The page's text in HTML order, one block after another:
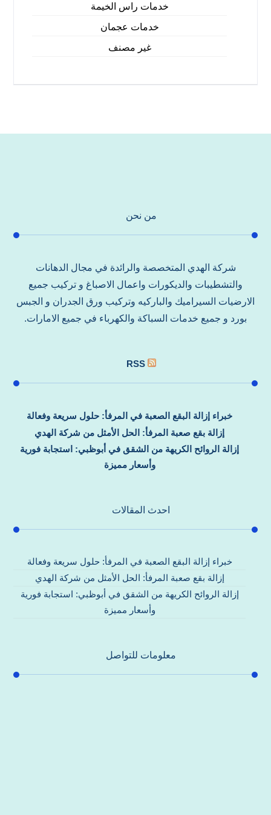
خدمات راس الخيمة
خدمات عجمان
غير مصنف
من نحن
شركة الهدي المتخصصة والرائدة في مجال الدهانات
والتشطيبات والديكورات واعمال الاصباغ و تركيب جميع
الارضيات السيراميك والباركيه وتركيب ورق الجدران و الجبس
بورد و جميع خدمات السباكة والكهرباء في جميع الامارات.
RSS
خبراء إزالة البقع الصعبة في المرفأ: حلول سريعة وفعالة
إزالة بقع صعبة المرفأ: الحل الأمثل من شركة الهدي
إزالة الروائح الكريهة من الشقق في أبوظبي: استجابة فورية
وأسعار مميزة
احدث المقالات
خبراء إزالة البقع الصعبة في المرفأ: حلول سريعة وفعالة
إزالة بقع صعبة المرفأ: الحل الأمثل من شركة الهدي
إزالة الروائح الكريهة من الشقق في أبوظبي: استجابة فورية
وأسعار مميزة
معلومات للتواصل